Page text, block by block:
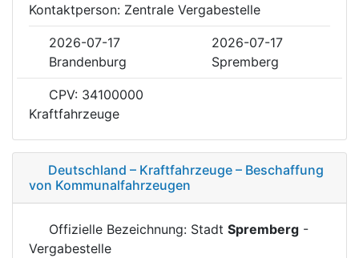
Kontaktperson: Zentrale Vergabestelle
2026-07-17
2026-07-17
Brandenburg
Spremberg
CPV: 34100000
Kraftfahrzeuge
Deutschland – Kraftfahrzeuge – Beschaffung
von Kommunalfahrzeugen
Offizielle Bezeichnung: Stadt Spremberg -
Vergabestelle